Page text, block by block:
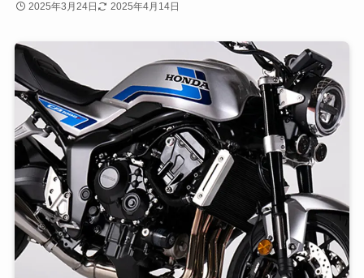
2025年3月24日 2025年4月14日